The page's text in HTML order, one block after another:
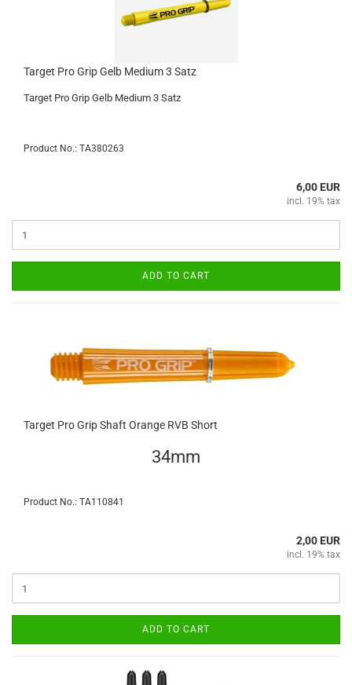
Target Pro Grip Gelb Medium 3 Satz
Target Pro Grip Gelb Medium 3 Satz
Product No.: TA380263
6,00 EUR
incl. 19% tax
ADD TO CART
Target Pro Grip Shaft Orange RVB Short
34mm
Product No.: TA110841
2,00 EUR
incl. 19% tax
ADD TO CART